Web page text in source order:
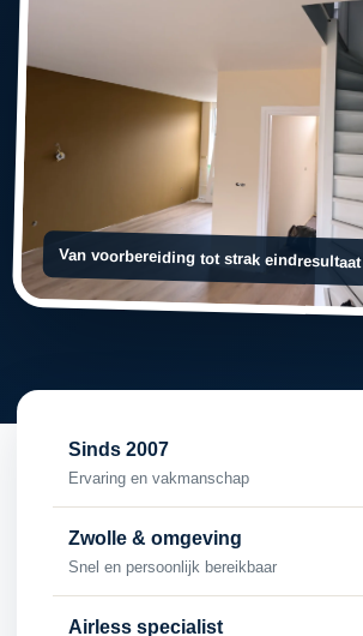
Van voorbereiding tot strak eindresultaat
Sinds 2007
Ervaring en vakmanschap
Zwolle & omgeving
Snel en persoonlijk bereikbaar
Airless specialist